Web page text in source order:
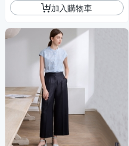
加入購物車